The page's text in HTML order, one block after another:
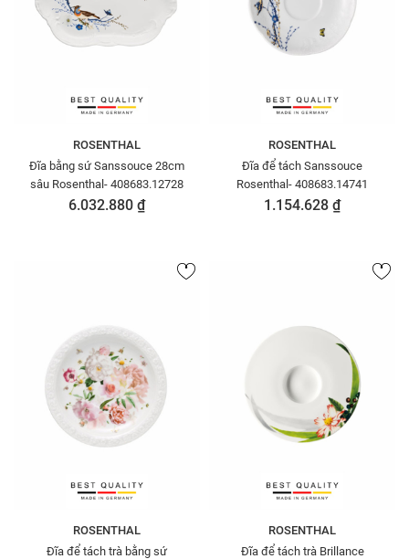
ROSENTHAL
Đĩa bằng sứ Sanssouce 28cm
sâu Rosenthal- 408683.12728
6.032.880 ₫
ROSENTHAL
Đĩa để tách Sanssouce
Rosenthal- 408683.14741
1.154.628 ₫
ROSENTHAL
Đĩa để tách trà bằng sứ
ROSENTHAL
Đĩa để tách trà Brillance